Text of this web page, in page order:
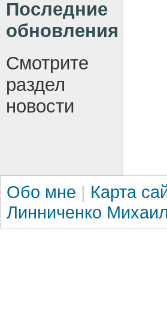
Последние
обновления
Смотрите
раздел
новости
Обо мне | Карта
Линниченко Михаил